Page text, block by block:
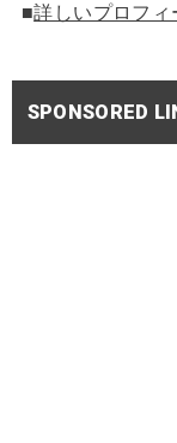
■詳しいプロフィ
SPONSORED